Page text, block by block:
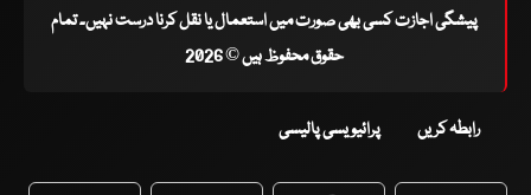
پیشگی اجازت کسی بھی صورت میں استعمال یا نقل کرنا درست نہیں۔ تمام
حقوق محفوظ ہیں © 2026
رابطہ کریں پرائیویسی پالیسی